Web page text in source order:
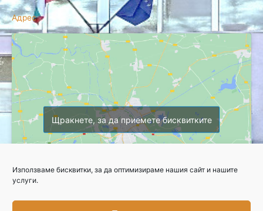
Използваме бисквитки, за да оптимизираме нашия сайт и нашите
услуги.
Адрес
Щракнете, за да приемете бисквитките